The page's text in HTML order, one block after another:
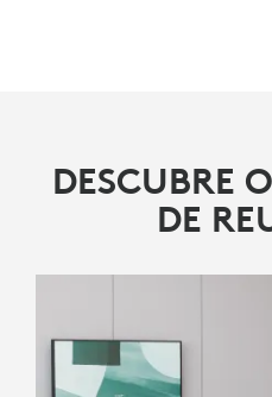
DESCUBRE
DE